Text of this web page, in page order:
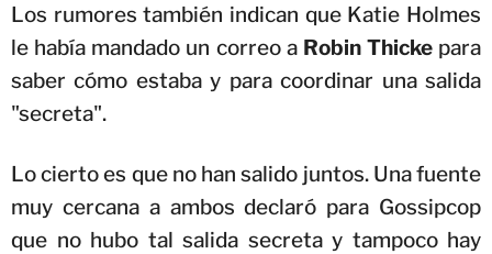
Los rumores también indican que Katie Holmes
le había mandado un correo a Robin Thickepara
saber cómo estaba y para coordinar una salida
"secreta".
Lo cierto es que no han salido juntos. Una fuente
muy cercana a ambos declaró para Gossipcop
que no hubo tal salida secreta y tampoco hay